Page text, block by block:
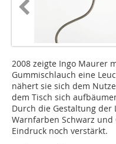
2008 zeigte Ingo Maurer
Gummischlauch eine
nähert sie sich dem
dem Tisch sich
Durch die Gestaltung
Warnfarben Schwarz
Eindruck noch verstärkt.